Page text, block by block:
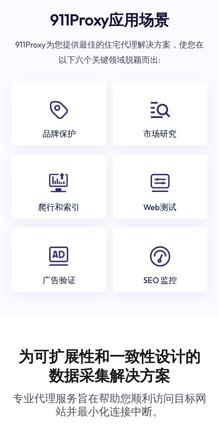
911Proxy应用场景
911Proxy为您提供最佳的住宅代理解决方案，使您在
以下六个关键领域脱颖而出:
品牌保护 市场研究
爬行和索引 Web测试
广告验证 SEO 监控
为可扩展性和一致性设计的
数据采集解决方案
专业代理服务旨在帮助您顺利访问目标网
站并最小化连接中断。